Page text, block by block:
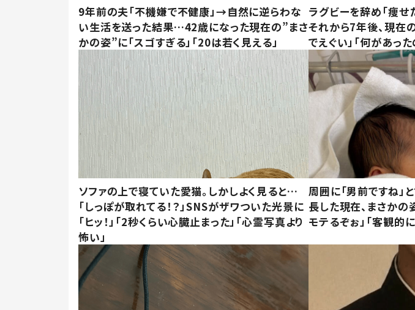
9年前の夫「不機嫌で不健康」→自然に逆らわな
い生活を送った結果…42歳になった現在の”まさ
かの姿”に「スゴすぎる」「20は若く見える」
ラグビーを辞め「痩
それから7年後、現在
でえぐい」「何があっ
ソファの上で寝ていた愛猫。しかしよく見ると…
「しっぽが取れてる！？」SNSがザワついた光景に
「ヒッ！」「2秒くらい心臓止まった」「心霊写真より
怖い」
周囲に「男前ですね」
長した現在、まさかの
モテるぞぉ」「客観的